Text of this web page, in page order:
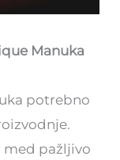
Manuka
potrebno
med pažljivo